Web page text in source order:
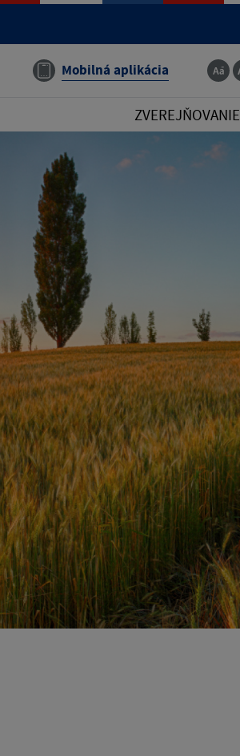
Mobilná aplikácia
ZVEREJŇOVANIE